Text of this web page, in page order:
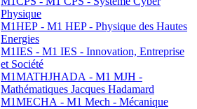
Physique
M1HEP - M1 HEP - Physique des Hautes
Energies
M1IES - M1 IES - Innovation, Entreprise
et Société
M1MATHJHADA - M1 MJH -
Mathématiques Jacques Hadamard
M1MECHA - M1 Mech - Mécanique